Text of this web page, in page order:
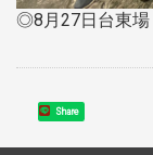
◎8月27日台東場
Share